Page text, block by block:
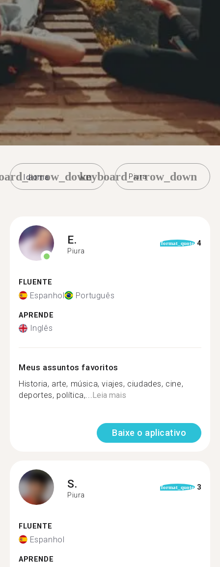
Piura
keyboard_arrow_down
E.
Piura
format_quote 4
FLUENTE
Espanhol Português
APRENDE
Inglês
Meus assuntos favoritos
Historia, arte, música, viajes, ciudades, cine,
deportes, política,...Leia mais
Baixe o aplicativo
S.
Piura
format_quote 3
FLUENTE
Espanhol
APRENDE